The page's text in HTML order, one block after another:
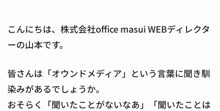
こんにちは、株式会社office masui WEBディレクタ
ーの山本です。
皆さんは「オウンドメディア」という言葉に聞き馴
染みがあるでしょうか。
おそらく「聞いたことがないなあ」「聞いたことは